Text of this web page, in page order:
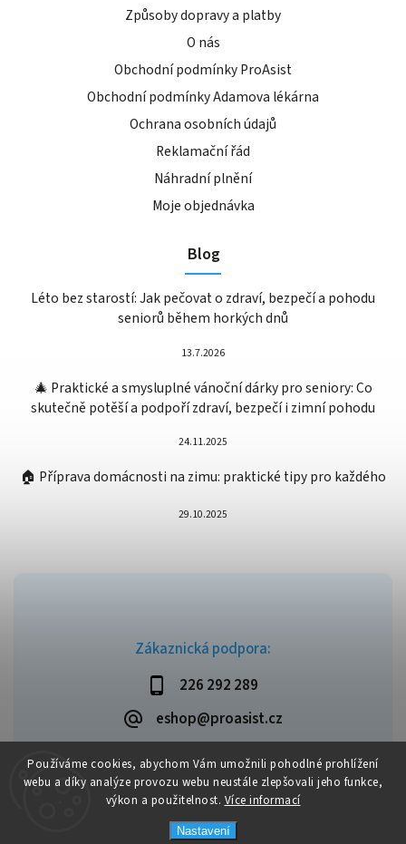
Používáme cookies, abychom Vám umožnili pohodlné prohlížení
webu a díky analýze provozu webu neustále zlepšovali jeho funkce,
výkon a použitelnost. Více informací
Nastavení
Zákaznická podpora:
226 292 289
eshop@proasist.cz
Způsoby dopravy a platby
O nás
Obchodní podmínky ProAsist
Obchodní podmínky Adamova lékárna
Ochrana osobních údajů
Reklamační řád
Náhradní plnění
Moje objednávka
Blog
Léto bez starostí: Jak pečovat o zdraví, bezpečí a pohodu
seniorů během horkých dnů
13.7.2026
🎄 Praktické a smysluplné vánoční dárky pro seniory: Co
skutečně potěší a podpoří zdraví, bezpečí i zimní pohodu
24.11.2025
🏠 Příprava domácnosti na zimu: praktické tipy pro každého
29.10.2025
Copyright 2026ProAsist. Všechna práva vyhrazena.
VytvořilShoptet| Design